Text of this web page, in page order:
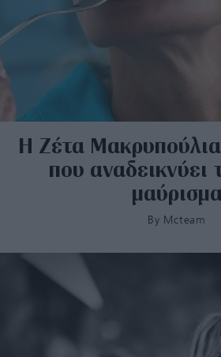
H Ζέτα
που αναδεικνύει
By Mcteam